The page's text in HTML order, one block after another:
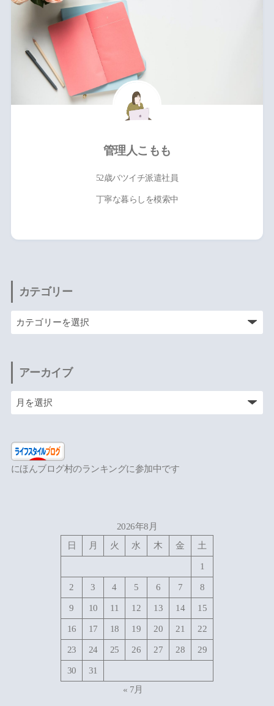
管理人こもも
52歳バツイチ派遣社員
丁寧な暮らしを模索中
カテゴリー
アーカイブ
にほんブログ村のランキングに参加中です
2026年8月
日
月 火 水 木 金 土
1
2 3 4 5 6 7 8
9 10 11 12 13 14 15
16 17 18 19 20 21 22
23 24 25 26 27 28 29
30
31
« 7月